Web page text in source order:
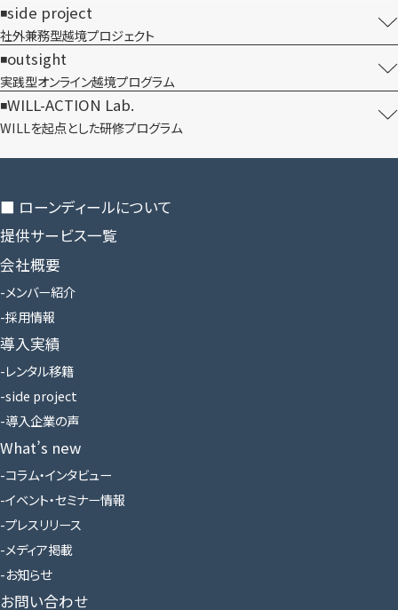
side project
社外兼務型​越境プロジェクト
outsight
実践型オンライン​越境プログラム
WILL-ACTION Lab.
WILLを​起点とした​研修プログラム
■ ローンディールに​ついて
提供サービス一覧
会社概要
メンバー紹介
採用情報
導入実績
レンタル移籍
side project
導入企業の声
What’s new
コラム・インタビュー
イベント・セミナー情報
プレスリリース
メディア掲載
お知らせ
お問い合わせ